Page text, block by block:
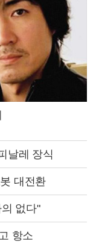
날레 장식
대전환
없다"
항소